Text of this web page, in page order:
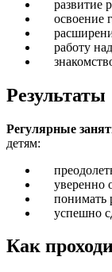
развитие
освоение
работу
Результаты
Регулярные
детям:
уверенно
понимать
успешно
Как